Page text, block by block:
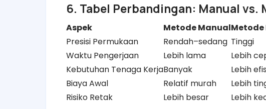
6. Tabel Perbandingan: Manual vs.
Aspek Metode ManualMetode
Presisi Permukaan
Rendah–sedang Tinggi
Waktu Pengerjaan
Lebih lama
Lebih
Kebutuhan Tenaga KerjaBanyak
Lebih
Biaya Awal
Relatif murah
Lebih
Risiko Retak
Lebih besar Lebih